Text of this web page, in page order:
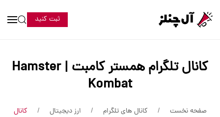
ثبت کنید
کانال تلگرام همستر کامبت | Hamster
Kombat
صفحه نخست کانال های تلگرام ارز دیجیتال
کانال